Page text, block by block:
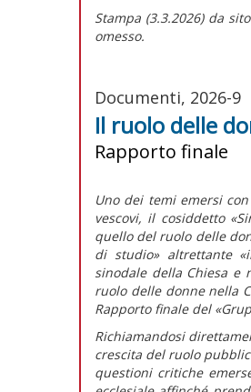
Stampa (3.3.2026) da
omesso.
Documenti, 2026-9
Il ruolo delle
Rapporto finale
Uno dei temi emersi
vescovi, il cosiddetto
quello del ruolo delle
di studio» altrettante
sinodale della Chiesa e
ruolo delle donne nella
Rapporto finale del
Richiamandosi
crescita del ruolo
questioni critiche